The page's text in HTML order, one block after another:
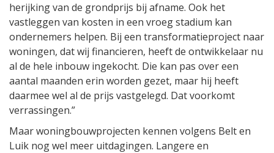
herijking van de grondprijs bij afname. Ook het
vastleggen van kosten in een vroeg stadium kan
ondernemers helpen. Bij een transformatieproject naar
woningen, dat wij financieren, heeft de ontwikkelaar nu
al de hele inbouw ingekocht. Die kan pas over een
aantal maanden erin worden gezet, maar hij heeft
daarmee wel al de prijs vastgelegd. Dat voorkomt
verrassingen.”
Maar woningbouwprojecten kennen volgens Belt en
Luik nog wel meer uitdagingen. Langere en